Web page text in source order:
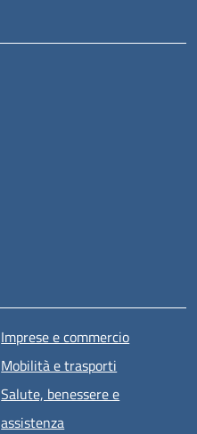
Imprese e commercio
Mobilità e trasporti
Salute, benessere e
assistenza